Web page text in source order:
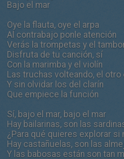
Bajo el mar
Oye la flauta, oye el arpa
Al contrabajo ponle atención
Verás la trompetas y el
Disfruta de tu canción, sí
Con la marimba y el violín
Las truchas volteando, el otro
Y sin olvidar los del clarín
Que empiece la función
Sí, bajo el mar, bajo el mar
Hay bailarinas, son las
¿Para qué quieres explorar si
Hay castañuelas, son las
Y las babosas están son tan